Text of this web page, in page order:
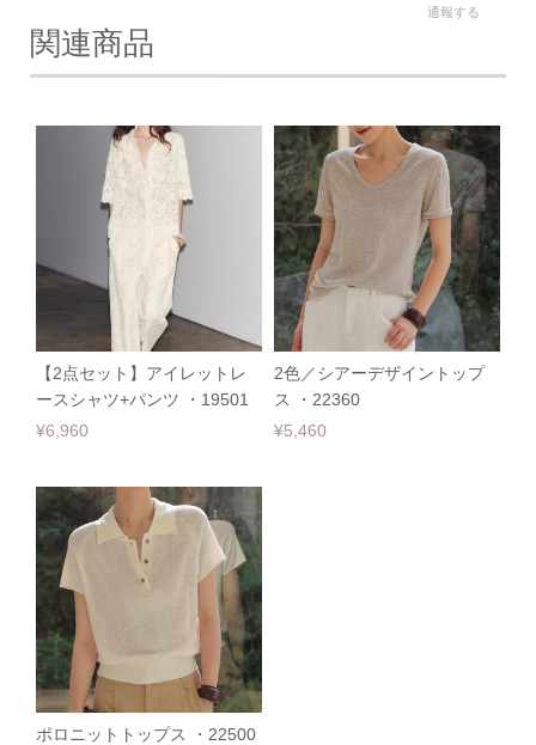
通報する
関連商品
【2点セット】アイレットレ
ースシャツ+パンツ ・19501
¥6,960
2色／シアーデザイントップ
ス ・22360
¥5,460
ポロニットトップス ・22500